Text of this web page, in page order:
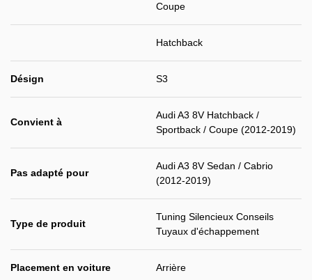
Coupe
Hatchback
Désign S3
Convient à
Audi A3 8V Hatchback /
Sportback / Coupe (2012-2019)
Pas adapté pour
Audi A3 8V Sedan / Cabrio
(2012-2019)
Type de produit
Tuning Silencieux Conseils
Tuyaux d'échappement
Placement en voiture Arrière